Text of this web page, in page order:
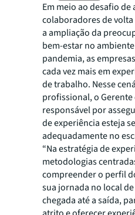
Em meio ao desafio de
colaboradores de
a ampliação da
bem-estar no
pandemia, as
cada vez mais em
de trabalho. Nesse
profissional, o Gerente
responsável por
de experiência esteja
adequadamente no
“Na estratégia de
metodologias
compreender o perfil
sua jornada no local
chegada até a saída,